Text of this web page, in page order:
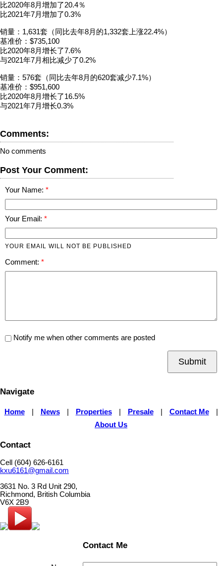
比2020年8月增加了20.4％
比2021年7月增加了0.3%
销量：1,631套（ 同比去年8月的1,332套上涨22.4%）
基准价：$735,100
比2020年8月增长了7.6%
与2021年7月相比减少了0.2%
销量：576套（同比去年8月的620套减少7.1%）
基准价：$951,600
比2020年8月增长了16.5%
与2021年7月增长0.3%
Comments:
No comments
Post Your Comment:
Your Name:
Your Email:
YOUR EMAIL WILL NOT BE PUBLISHED
Comment:
Notify me when other comments are posted
Submit
Navigate
Home News Properties Presale Contact Me
About Us
Contact
Cell (604) 626-6161
kxu6161@gmail.com
3631 No. 3 Rd Unit 290,
Richmond, British Columbia
V6X 2B9
Contact Me